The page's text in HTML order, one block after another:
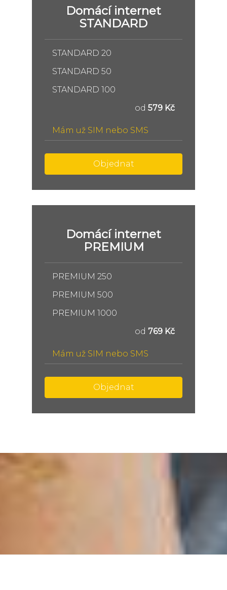
Domácí internet
STANDARD
STANDARD 20
STANDARD 50
STANDARD 100
od 579 Kč
Mám už SIM nebo SMS
Objednat
Domácí internet
PREMIUM
PREMIUM 250
PREMIUM 500
PREMIUM 1000
od 769 Kč
Mám už SIM nebo SMS
Objednat